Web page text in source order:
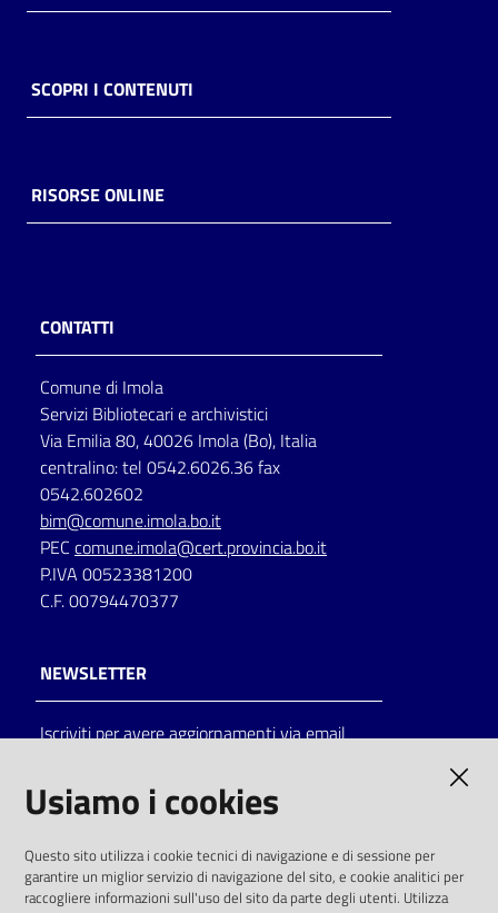
SCOPRI I CONTENUTI
RISORSE ONLINE
CONTATTI
Comune di Imola
Servizi Bibliotecari e archivistici
Via Emilia 80, 40026 Imola (Bo), Italia
centralino: tel 0542.6026.36 fax
0542.602602
bim@comune.imola.bo.it
PEC comune.imola@cert.provincia.bo.it
P.IVA 00523381200
C.F. 00794470377
NEWSLETTER
Iscriviti per avere aggiornamenti via email
solo alle condizioni previste dalla direttiva
comunitaria 2003/98/CE e dal d.lgs. 36/2006
Usiamo i cookies
Questo sito utilizza i cookie tecnici di navigazione e di sessione per
garantire un miglior servizio di navigazione del sito, e cookie analitici per
raccogliere informazioni sull'uso del sito da parte degli utenti. Utilizza